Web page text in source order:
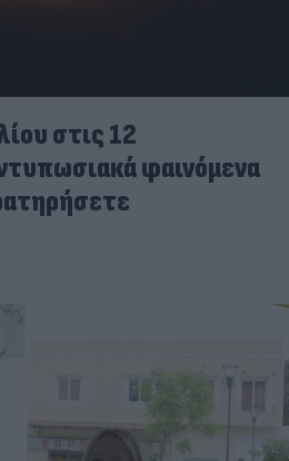
στις 12
φαινόμενα